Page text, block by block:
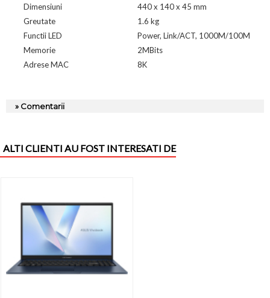
Dimensiuni
440 x 140 x 45 mm
Greutate
1.6 kg
Functii LED
Power, Link/ACT, 1000M/100M
Memorie
2MBits
Adrese MAC
8K
» Comentarii
ALTI CLIENTI AU FOST INTERESATI DE